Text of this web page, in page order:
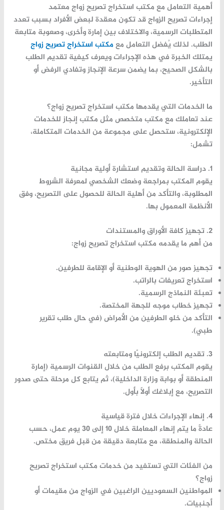
أهمية التعامل مع مكتب استخراجتصريح زواج معتمد
إجراءاتتصريح الزواجقدتكون معقدة لبعض الأفراد بسببتعدد
المتطلبات الرسمية،والاختلاف بينإمارةوأخرى،وصعوبة متابعة
الطلب. لذلك يُفضل التعامل معمكتب استخراجتصريحزواج
يمتلك الخبرة في هذه الإجراءاتويعرفكيفيةتقديم الطلب
بالشكل الصحيح، بما يضمنسرعة الإنجازوتفادي الرفضأو
التأخير.
ما الخدمات التي يقدمها مكتب استخراجتصريح زواج؟
عندتعاملك مع مكتب متخصص مثل مكتبإنجازللخدمات
الإلكترونية،ستحصلعلى مجموعة من الخدمات المتكاملة،
تشمل:
1. دراسة الحالةوتقديم استشارةأولية مجانية
يقوم المكتب بمراجعةوضعك الشخصي لمعرفة الشروط
المطلوبة،والتأكد منأهلية الحالة للحصولعلى التصريح،وفق
الأنظمة المعمول بها.
2. تجهيزكافة الأوراقوالمستندات
منأهم ما يقدمه مكتب استخراجتصريح زواج:
تجهيزصورمن الهوية الوطنيةأو الإقامة للطرفين.
استخراجتعريفات بالراتب.
تعبئة النماذج الرسمية.
تجهيزخطاب موجه للجهة المختصة.
التأكد منخلو الطرفين من الأمراض (فيحال طلبتقرير
طبي).
3. تقديم الطلبإلكترونيًاومتابعته
يقوم المكتب برفع الطلب منخلال القنوات الرسمية (إمارة
المنطقةأو بوابةوزارة الداخلية)،ثم يتابعكل مرحلةحتى صدور
التصريح، معإبلاغكأولًا بأول.
4. إنهاء الإجراءاتخلالفترةقياسية
عادةً ما يتمإنهاء المعاملةخلال10إلى30 يومعمل،حسب
الحالةوالمنطقة، مع متابعةدقيقة منقبلفريق مختص.
من الفئات التيتستفيد منخدمات مكتب استخراجتصريح
زواج؟
المواطنين السعوديين الراغبين في الزواج من مقيماتأو
أجنبيات.